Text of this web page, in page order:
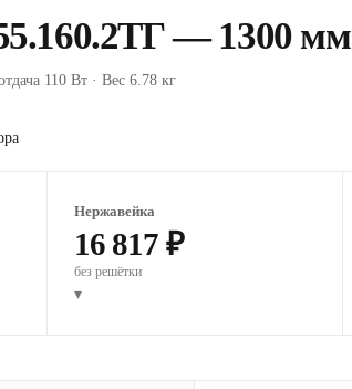
— 1300 мм
110 Вт · Вес 6.78 кг
Нержавейка
16 817 ₽
без решётки
▾